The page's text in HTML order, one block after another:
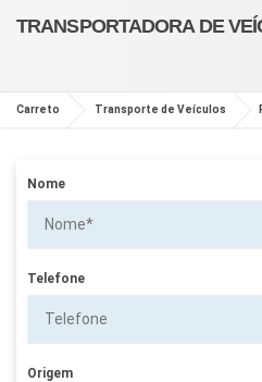
TRANSPORTADORA DE
Carreto Transporte de Veículos
Nome
Telefone
Origem